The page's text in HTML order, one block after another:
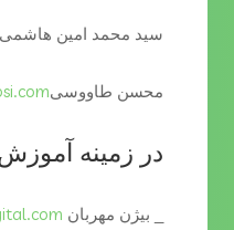
سید محمد امین هاشمی
محسن طاووسی
در زمینه
_ بیژن مهربان